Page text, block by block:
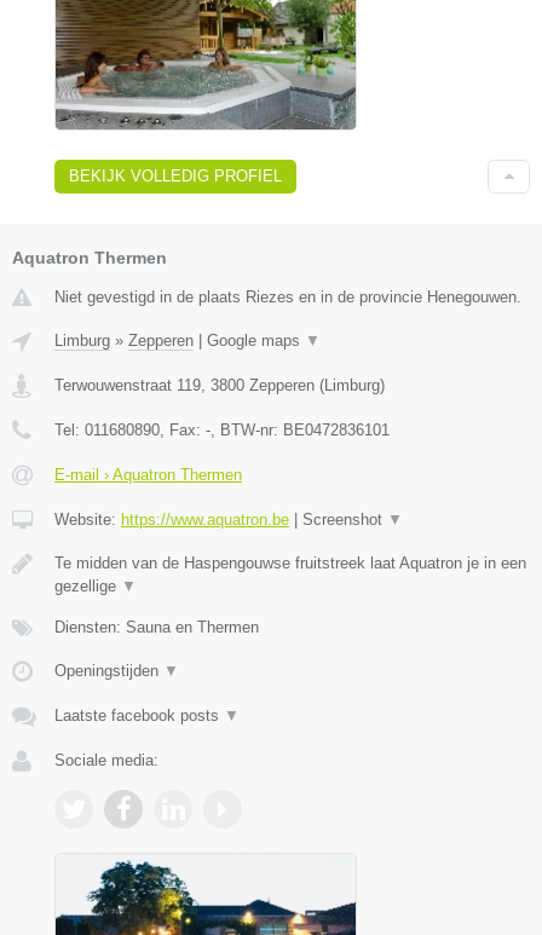
BEKIJK VOLLEDIG PROFIEL
Aquatron Thermen
Niet gevestigd in de plaats Riezes en in de provincie Henegouwen.
Limburg » Zepperen | Google maps ▼
Terwouwenstraat 119 3800 Zepperen (Limburg)
Tel: 011680890 , Fax: - , BTW-nr: BE0472836101
E-mail › Aquatron Thermen
Website: https://www.aquatron.be | Screenshot ▼
Te midden van de Haspengouwse fruitstreek laat Aquatron je in een
gezellige ▼
Diensten: Sauna en Thermen
Openingstijden ▼
Laatste facebook posts ▼
Sociale media: